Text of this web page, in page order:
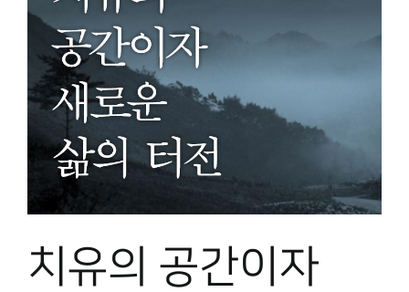
민속이야기
민속 인사이드
원문보기 PDF
치유의 공간이자